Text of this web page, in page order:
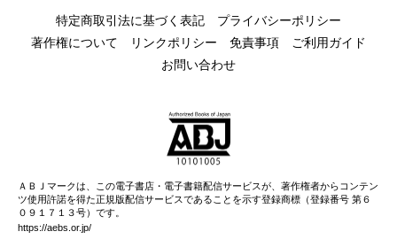
特定商取引法に基づく表記
プライバシーポリシー
著作権について
リンクポリシー 免責事項
ご利用ガイド
お問い合わせ
ＡＢＪマークは、この電子書店・電子書籍配信サービスが、著作権者からコンテン
ツ使用許諾を得た正規版配信サービスであることを示す登録商標（登録番号 第６
０９１７１３号）です。
https://aebs.or.jp/